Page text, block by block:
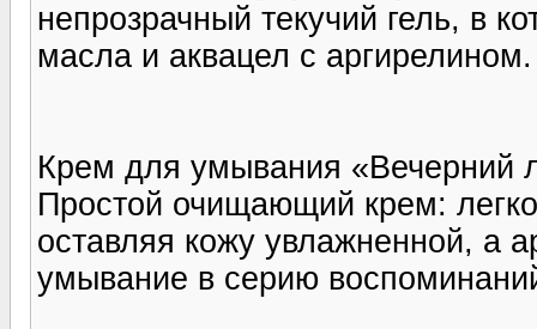
непрозрачный текучий гель, в
масла и аквацел с аргирелином.
Крем для умывания «Вечерний
Простой очищающий крем:
оставляя кожу увлажненной, а
умывание в серию